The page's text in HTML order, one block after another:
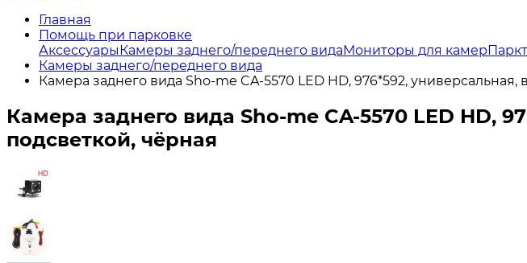
Главная
Помощь при парковке
АксессуарыКамеры заднего/переднего видаМониторы для камер
Камеры заднего/переднего вида
Камера заднего вида Sho-me CA-5570 LED HD, 976*592,
Камера заднего вида Sho-me CA-5570 LED HD,
подсветкой, чёрная